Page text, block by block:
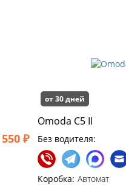
₽
от 30 дней
Omoda C5 II
Без водителя:
Коробка: Автомат